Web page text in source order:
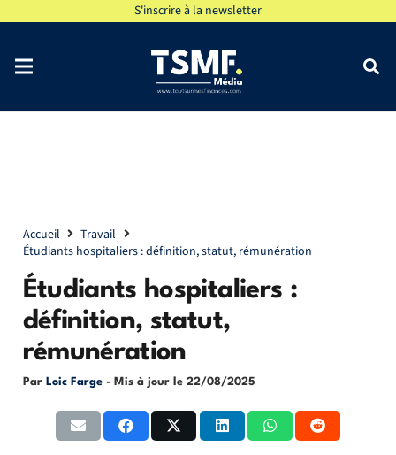
S'inscrire à la newsletter
Accueil
Travail
Étudiants hospitaliers : définition, statut, rémunération
Étudiants hospitaliers :
définition, statut,
rémunération
Par Loic Farge - Mis à jour le 22/08/2025